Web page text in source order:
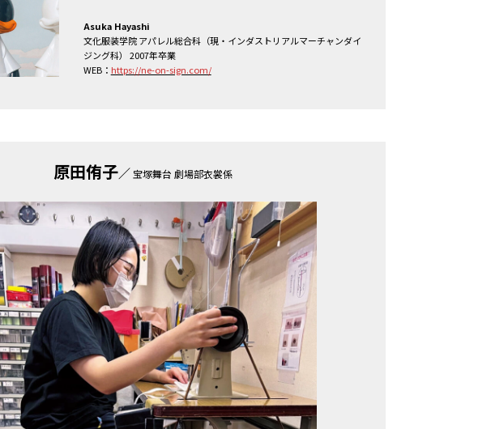
Asuka Hayashi
文化服装学院 アパレル総合科（現・インダストリアルマーチャンダイ
ジング科） 2007年卒業
WEB： https://ne-on-sign.com/
原田侑子／ 宝塚舞台 劇場部衣裳係